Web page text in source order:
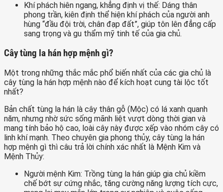
Khí phách hiên ngang, khẳng định vị thế: Dáng thân
phong trần, kiên định thể hiện khí phách của người anh
hùng “đầu đội trời, chân đạp đất”, giúp tôn lên đẳng cấp
sang trọng và gu thẩm mỹ tinh tế của gia chủ.
Cây tùng la hán hợp mệnh gì?
Một trong những thắc mắc phổ biến nhất của các gia chủ là
cây tùng la hán hợp mệnh nào để kích hoạt cung tài lộc tốt
nhất?
Bản chất tùng la hán là cây thân gỗ (Mộc) có lá xanh quanh
năm, nhưng nhờ sức sống mãnh liệt vượt dòng thời gian và
mang tính bảo hộ cao, loài cây này được xếp vào nhóm cây có
linh khí mạnh. Theo chuyên gia phong thủy, cây tùng la hán
hợp mệnh gì thì câu trả lời chính xác nhất là Mệnh Kim và
Mệnh Thủy:
Người mệnh Kim: Trồng tùng la hán giúp gia chủ kiềm
chế bớt sự cứng nhắc, tăng cường năng lượng tích cực,